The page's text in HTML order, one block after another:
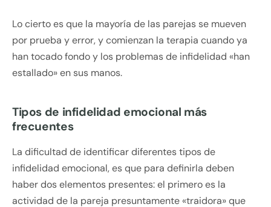
Lo cierto es que la mayoría de las parejas se mueven
por prueba y error, y comienzan la terapia cuando ya
han tocado fondo y los problemas de infidelidad «han
estallado» en sus manos.
Tipos de infidelidad emocional más
frecuentes
La dificultad de identificar diferentes tipos de
infidelidad emocional, es que para definirla deben
haber dos elementos presentes: el primero es la
actividad de la pareja presuntamente «traidora» que